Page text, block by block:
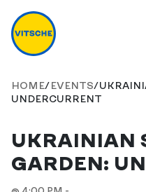
HOME/EVENTS/
UNDERCURRENT
UKRAINIAN
GARDEN: